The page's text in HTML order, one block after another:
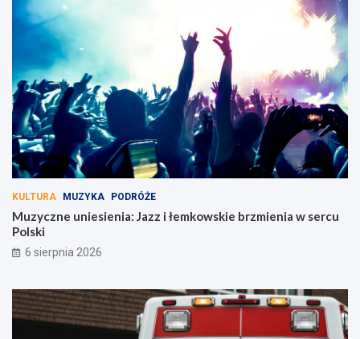
t
ó
w
!
KULTURA MUZYKA PODRÓŻE
Muzyczne uniesienia: Jazz i łemkowskie brzmienia w sercu
Polski
6 sierpnia 2026